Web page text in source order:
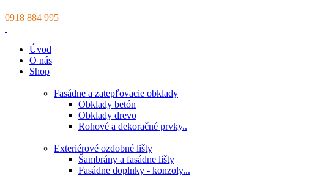
0918 884 995
Úvod
O nás
Shop
Fasádne a zatepľovacie obklady
Obklady betón
Obklady drevo
Rohové a dekoračné prvky..
Exteriérové ozdobné lišty
Šambrány a fasádne lišty
Fasádne doplnky - konzoly...